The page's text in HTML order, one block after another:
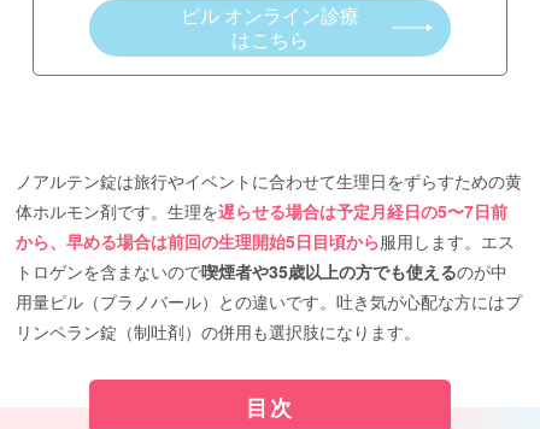
ピル オンライン診療
はこちら
ノアルテン錠は旅行やイベントに合わせて生理日をずらすための黄
体ホルモン剤です。生理を遅らせる場合は予定月経日の5〜7日前
から、早める場合は前回の生理開始5日目頃から服用します。エス
トロゲンを含まないので喫煙者や35歳以上の方でも使えるのが中
用量ピル（プラノバール）との違いです。吐き気が心配な方にはプ
リンペラン錠（制吐剤）の併用も選択肢になります。
目次